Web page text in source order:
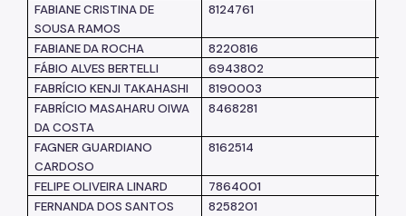
FABIANE CRISTINA DE
SOUSA RAMOS
8124761
FABIANE DA ROCHA 8220816
FÁBIO ALVES BERTELLI
6943802
FABRÍCIO KENJI TAKAHASHI
8190003
FABRÍCIO MASAHARU OIWA
DA COSTA
8468281
FAGNER GUARDIANO
CARDOSO
8162514
FELIPE OLIVEIRA LINARD 7864001
FERNANDA DOS SANTOS
8258201